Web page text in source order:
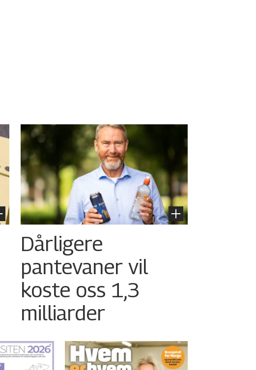
Dårligere
pantevaner vil
koste oss 1,3
milliarder